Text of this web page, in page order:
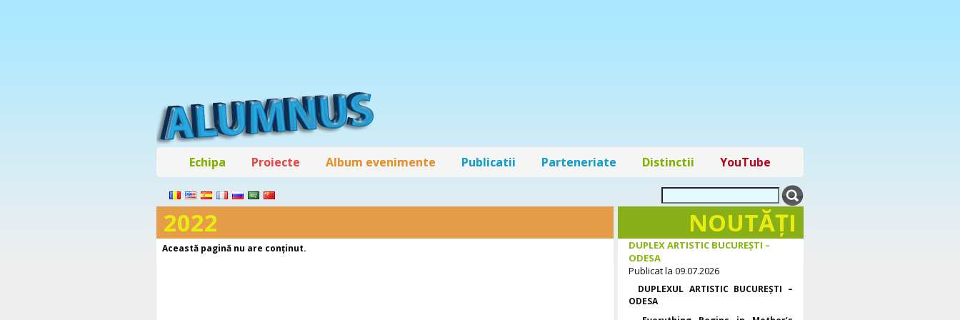
Echipa Proiecte Album evenimente Publicatii Parteneriate Distinctii YouTube
2022
Această pagină nu are conţinut.
NOUTĂŢI
DUPLEX ARTISTIC BUCUREȘTI –
ODESA
Publicat la 09.07.2026
DUPLEXUL ARTISTIC BUCUREȘTI –
ODESA